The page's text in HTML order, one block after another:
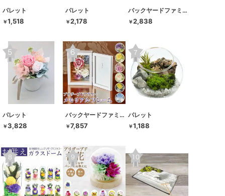
パレット
￥1,518
パレット
￥2,178
バックヤードファミリー
￥2,838
パレット
￥3,828
バックヤードファミリー
￥7,857
パレット
￥1,188